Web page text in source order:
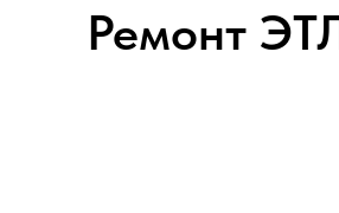
Ремонт